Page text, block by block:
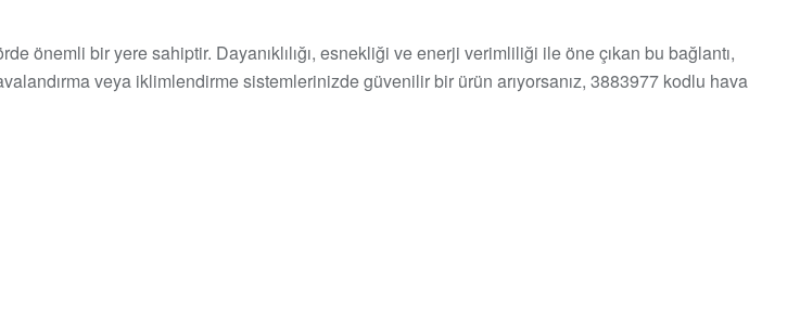
önemli bir yere sahiptir. Dayanıklılığı, esnekliği ve enerji verimliliği ile öne çıkan bu bağlantı,
veya iklimlendirme sistemlerinizde güvenilir bir ürün arıyorsanız, 3883977 kodlu hava